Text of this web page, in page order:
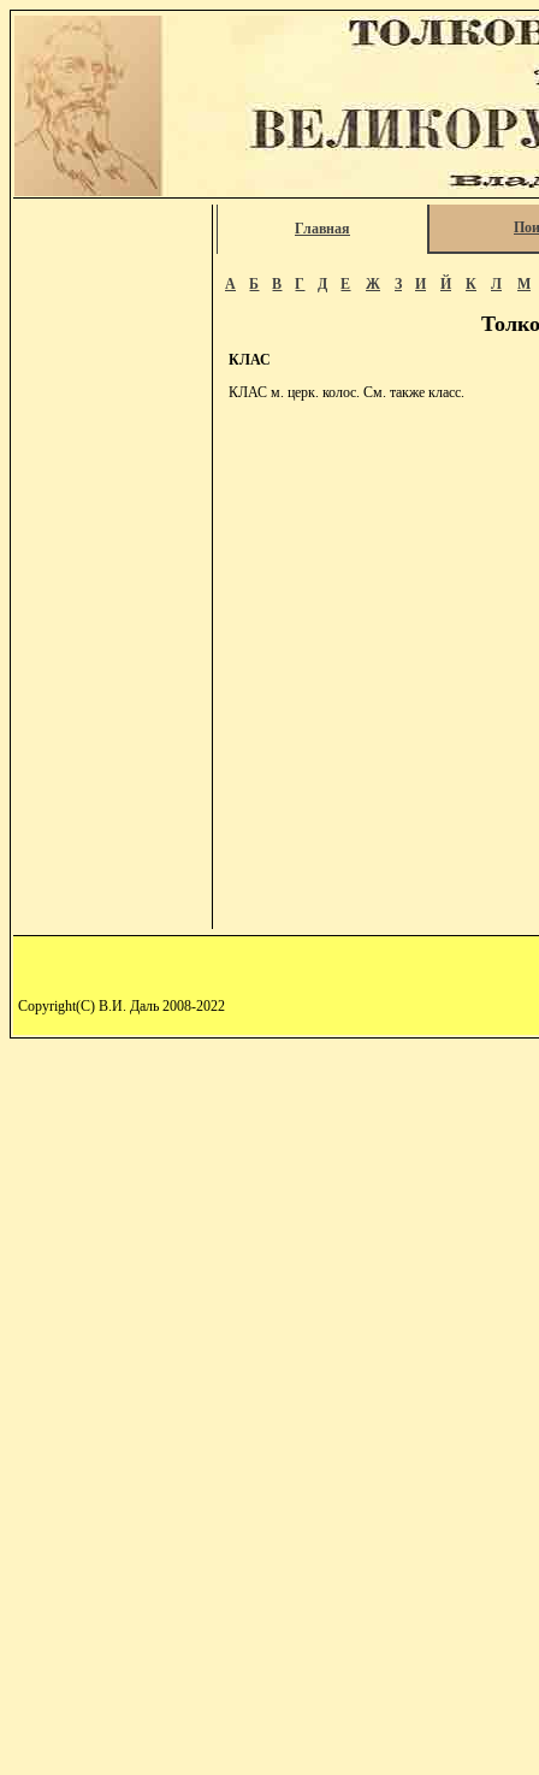
Главная
А Б В Г Д Е Ж З И Й К Л М
КЛАС
КЛАС м. церк. колос. См. также класс.
Copyright(C) В.И. Даль 2008-2022